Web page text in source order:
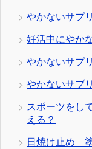
やかないサプ
妊活中にやか
やかないサプ
やかないサプ
スポーツをし
える？
日焼け止め